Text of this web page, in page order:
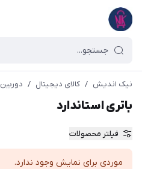
نیک اندیش / کالای دیجیتال / دوربین
باتری استاندارد
فیلتر محصولات
موردی برای نمایش وجود ندارد.